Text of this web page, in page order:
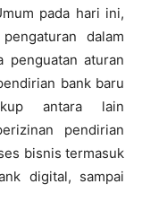
pada hari ini,
dalam
penguatan aturan
bank baru
antara lain
pendirian
bisnis termasuk
digital, sampai